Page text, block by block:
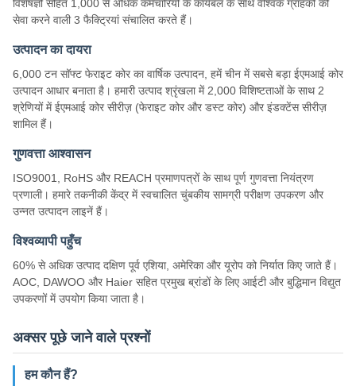
विशेषज्ञों सहित 1,000 से अधिक कर्मचारियों के कार्यबल के साथ वैश्विक ग्राहकों की
सेवा करने वाली 3 फैक्ट्रियां संचालित करते हैं।
उत्पादन का दायरा
6,000 टन सॉफ्ट फेराइट कोर का वार्षिक उत्पादन, हमें चीन में सबसे बड़ा ईएमआई कोर
उत्पादन आधार बनाता है। हमारी उत्पाद श्रृंखला में 2,000 विशिष्टताओं के साथ 2
श्रेणियों में ईएमआई कोर सीरीज़ (फेराइट कोर और डस्ट कोर) और इंडक्टेंस सीरीज़
शामिल हैं।
गुणवत्ता आश्वासन
ISO9001, RoHS और REACH प्रमाणपत्रों के साथ पूर्ण गुणवत्ता नियंत्रण
प्रणाली। हमारे तकनीकी केंद्र में स्वचालित चुंबकीय सामग्री परीक्षण उपकरण और
उन्नत उत्पादन लाइनें हैं।
विश्वव्यापी पहुँच
60% से अधिक उत्पाद दक्षिण पूर्व एशिया, अमेरिका और यूरोप को निर्यात किए जाते हैं।
AOC, DAWOO और Haier सहित प्रमुख ब्रांडों के लिए आईटी और बुद्धिमान विद्युत
उपकरणों में उपयोग किया जाता है।
अक्सर पूछे जाने वाले प्रश्नों
हम कौन हैं?